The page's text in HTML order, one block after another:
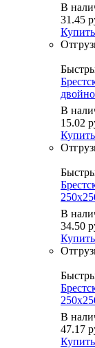
В
31.45
Купить
В
15.02
Купить
В
34.50
Купить
В
47.17
Купить